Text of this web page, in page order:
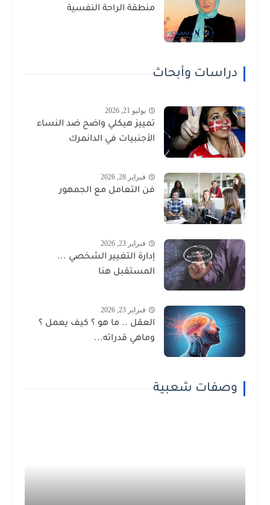
منطقة الراحة النفسية
دراسات وأبحاث
يوليو 21, 2026
تمييز هيكلي واضح ضد النساء
الأجنبيات في الدانمرك
فبراير 28, 2026
فن التعامل مع الجمهور
فبراير 23, 2026
إدارة التغيير الشخصي ...
المستقبل هنا
فبراير 23, 2026
العقل .. ما هو ؟ كيف يعمل ؟
وماهي قدراته...
وصفات شعبية